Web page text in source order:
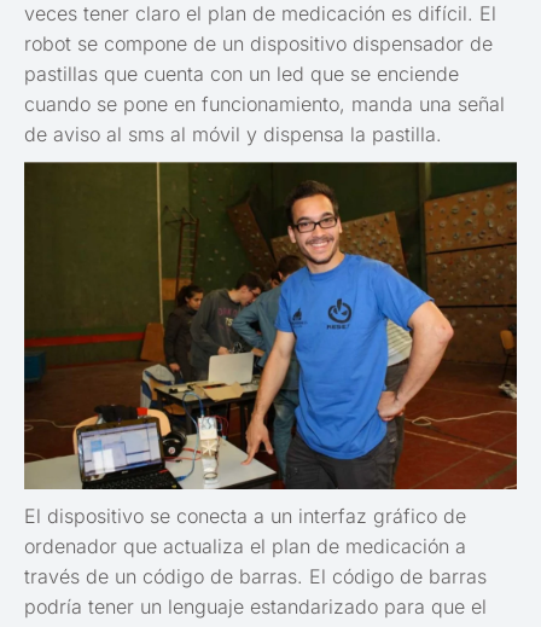
veces tener claro el plan de medicación es difícil. El
robot se compone de un dispositivo dispensador de
pastillas que cuenta con un led que se enciende
cuando se pone en funcionamiento, manda una señal
de aviso al sms al móvil y dispensa la pastilla.
El dispositivo se conecta a un interfaz gráfico de
ordenador que actualiza el plan de medicación a
través de un código de barras. El código de barras
podría tener un lenguaje estandarizado para que el